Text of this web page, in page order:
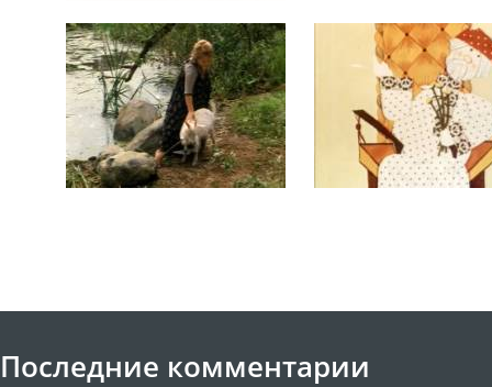
Последние комментарии